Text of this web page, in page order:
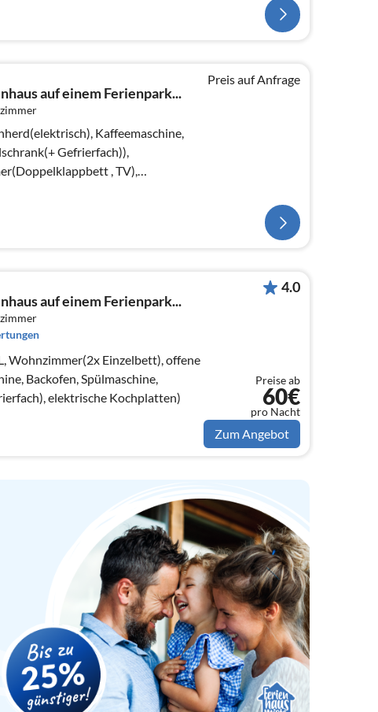
auf einem Ferienpark...
Kaffeemaschine,
Gefrierfach)),
, TV),
Preis auf Anfrage
auf einem Ferienpark...
Wohnzimmer(2x Einzelbett), offene
Backofen, Spülmaschine,
elektrische Kochplatten)
4.0
Preise ab
60€
pro Nacht
Zum Angebot